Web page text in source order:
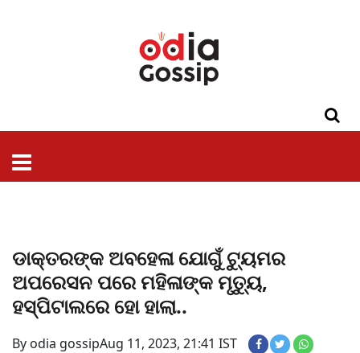
ଡାକ୍ତରଙ୍କ ଅବହେଳା ଯୋଗୁଁ ଟ୍ୟୁମର
ଅପରେସନ ପରେ ମହିଳାଙ୍କ ମୃତ୍ୟୁ,
ହସ୍ପିଟାଲରେ ହୋ ହାଲା..
By odia gossipAug 11, 2023, 21:41 IST